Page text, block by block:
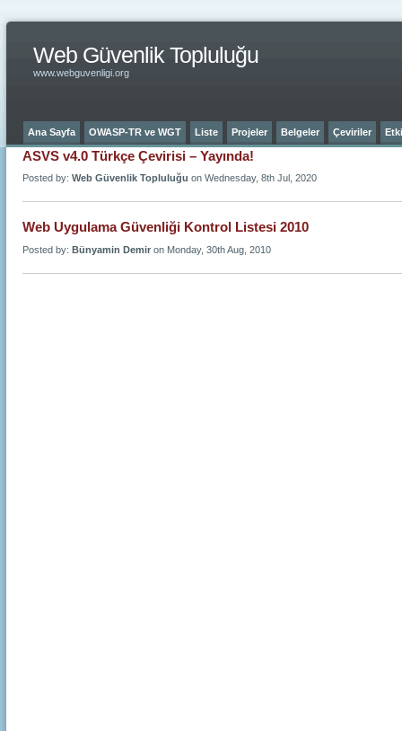
Web Güvenlik Topluluğu
www.webguvenligi.org
Ana Sayfa OWASP-TR ve WGT Liste Projeler Belgeler Çeviriler
ASVS v4.0 Türkçe Çevirisi – Yayında!
Posted by: Web Güvenlik Topluluğu on Wednesday, 8th Jul, 2020
Web Uygulama Güvenliği Kontrol Listesi 2010
Posted by: Bünyamin Demir on Monday, 30th Aug, 2010